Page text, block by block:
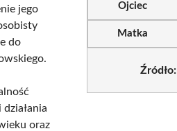
jego
do
oraz
Ojciec
Matka
Źródło: